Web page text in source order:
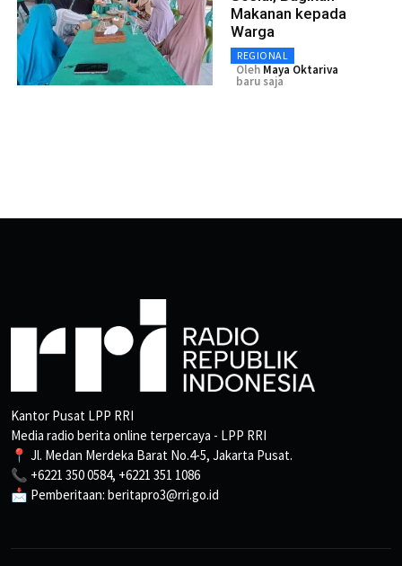
Makanan kepada
Warga
REGIONAL
Oleh Maya Oktariva
baru saja
Kantor Pusat LPP RRI
Media radio berita online terpercaya - LPP RRI
📍 Jl. Medan Merdeka Barat No.4-5, Jakarta Pusat.
📞 +6221 350 0584, +6221 351 1086
📩 Pemberitaan: beritapro3@rri.go.id